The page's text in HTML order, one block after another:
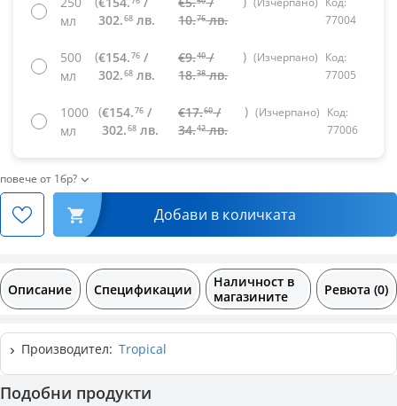
мл
302.68лв.
10.76лв.
77004
500
мл
(€154.76/
302.68лв.
€9.40/
18.38лв.
) (Изчерпанo)
Код:
77005
1000
мл
(€154.76 /
302.68 лв.
€17.60/
34.42лв.
) (Изчерпанo)
Код:
77006
повече от 1бр?
Добави в количката
Описание Спецификации
Наличност в
магазините
Ревюта (0)
Производител: Tropical
Подобни продукти